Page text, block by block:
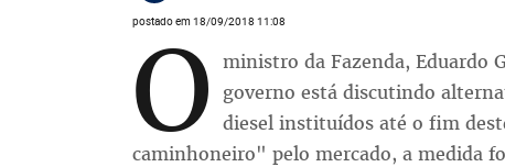
postado em 18/09/2018 11:08
O ministro da Fazenda, Eduardo
governo está discutindo
diesel instituídos até o fim
caminhoneiro" pelo mercado, a medida